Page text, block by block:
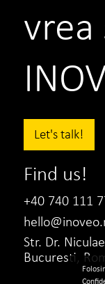
vrea
Let's talk!
Find us!
+40 740 111
Str. Dr.
Bucuresti,